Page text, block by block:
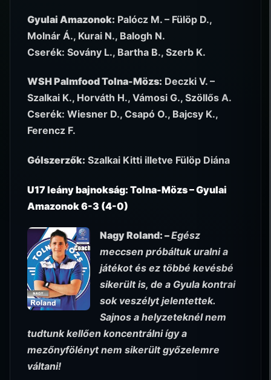
Gyulai Amazonok: Palócz M. – Fülöp D.,
Molnár Á., Kurai N., Balogh N.
Cserék: Sovány L., Bartha B., Szerb K.
WSH Palmfood Tolna-Mözs: Deczki V. –
Szalkai K., Horváth H., Vámosi G., Szöllős A.
Cserék: Wiesner D., Csapó O., Bajcsy K.,
Ferencz F.
Gólszerzők: Szalkai Kitti illetve Fülöp Diána
U17 leány bajnokság: Tolna-Mözs – Gyulai
Amazonok 6-3 (4-0)
Nagy Roland: –Egész
meccsen próbáltuk uralni a
játékot és ez többé kevésbé
sikerült is, de a Gyula kontrai
sok veszélyt jelentettek.
Sajnos a helyzeteknél nem
tudtunk kellően koncentrálni így a
mezőnyfölényt nem sikerült győzelemre
váltani!